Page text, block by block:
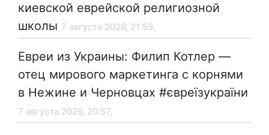
киевской еврейской религиозной
школы 7 августа 2026, 21:59,
Евреи из Украины: Филип Котлер —
отец мирового маркетинга с корнями
в Нежине и Черновцах #євреїзукраїни
7 августа 2026, 20:57,